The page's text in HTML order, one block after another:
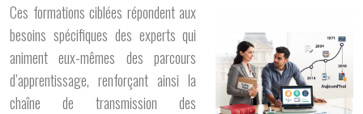
Ces formations ciblées répondent aux
besoins spécifiques des experts qui
animent eux-mêmes des parcours
d’apprentissage, renforçant ainsi la
chaîne de transmission des